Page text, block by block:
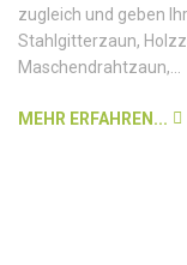
zugleich und geben
Stahlgitterzaun,
Maschendrahtzaun,...
MEHR ERFAHREN...